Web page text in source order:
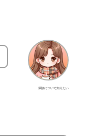
保険について知りたい